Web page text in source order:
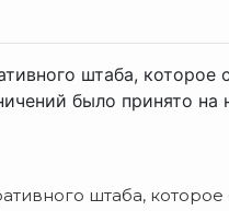
штаба, которое
было принято на
штаба, которое